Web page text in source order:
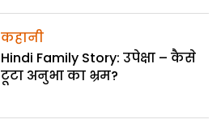
कहानी
Hindi Family Story: उपेक्षा – कैसे
टूटा अनुभा का भ्रम?